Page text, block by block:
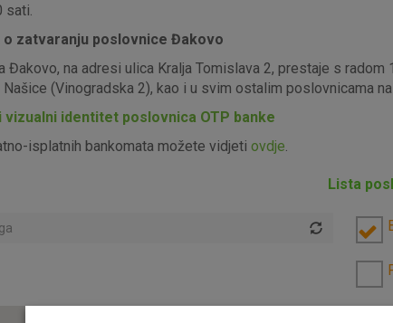
sati.
o zatvaranju poslovnice Đakovo
Đakovo, na adresi ulica Kralja Tomislava 2, prestaje s
(Vinogradska 2), kao i u svim ostalim poslovnicama
vizualni identitet poslovnica OTP banke
isplatnih bankomata možete vidjeti ovdje.
Lista